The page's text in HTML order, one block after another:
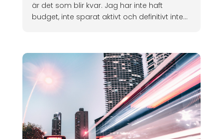
är det som blir kvar. Jag har inte haft
budget, inte sparat aktivt och definitivt inte...